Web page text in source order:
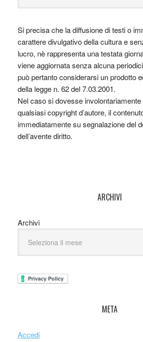
Si precisa che la diffusione di testi o
carattere divulgativo della cultura e
lucro, nè rappresenta una testata
viene aggiornata senza alcuna
può pertanto considerarsi un prodotto
della legge n. 62 del 7.03.2001.
Nel caso si dovesse involontariamente
qualsiasi copyright d’autore, il
immediatamente su segnalazione del
dell’avente diritto.
ARCHIVI
Archivi
META
Accedi